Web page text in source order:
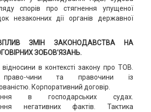
спорів про стягнення упущеної
незаконних дії органів державної
ЗМІН ЗАКОНОДАВСТВА НА
ЗОБОВ’ЯЗАНЬ.
відносини в контексті закону про ТОВ.
право-чини та правочини із
Корпоративний договір.
в господарських судах.
негативних фактів. Тактика